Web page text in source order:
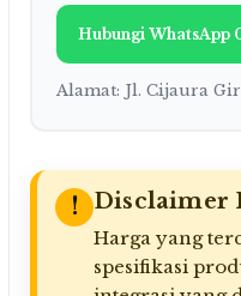
Hubungi WhatsApp
Alamat: Jl. Cijaura
! Disclaimer
Harga yang
spesifikasi